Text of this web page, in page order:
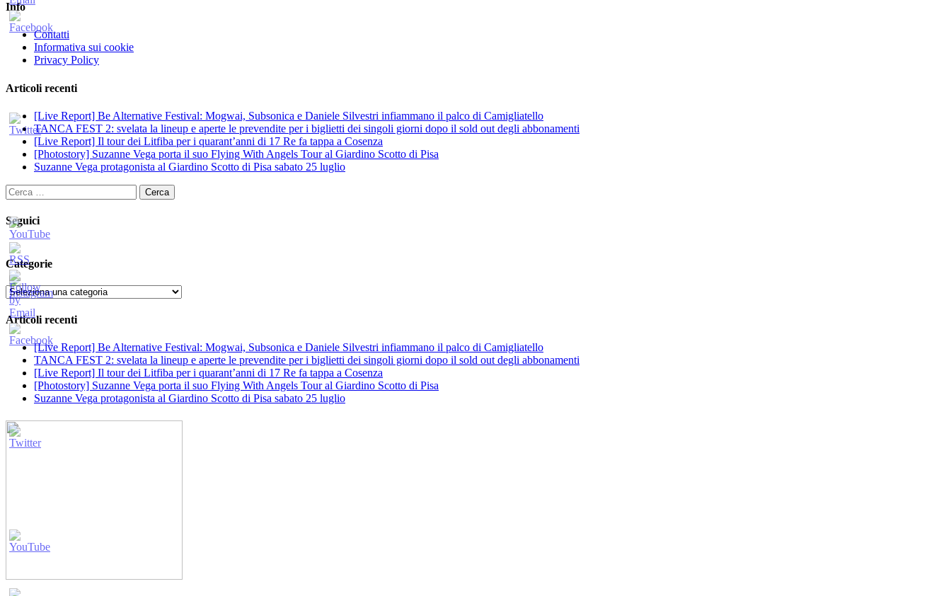
Info
Contatti
Informativa sui cookie
Privacy Policy
Articoli recenti
[Live Report] Be Alternative Festival: Mogwai, Subsonica e Daniele Silvestri infiammano il palco di Camigliatello
TANCA FEST 2: svelata la lineup e aperte le prevendite per i biglietti dei singoli giorni dopo il sold out degli abbonamenti
[Live Report] Il tour dei Litfiba per i quarant’anni di 17 Re fa tappa a Cosenza
[Photostory] Suzanne Vega porta il suo Flying With Angels Tour al Giardino Scotto di Pisa
Suzanne Vega protagonista al Giardino Scotto di Pisa sabato 25 luglio
Ricerca
per:
Seguici
Categorie
Categorie
Articoli recenti
[Live Report] Be Alternative Festival: Mogwai, Subsonica e Daniele Silvestri infiammano il palco di Camigliatello
TANCA FEST 2: svelata la lineup e aperte le prevendite per i biglietti dei singoli giorni dopo il sold out degli abbonamenti
[Live Report] Il tour dei Litfiba per i quarant’anni di 17 Re fa tappa a Cosenza
[Photostory] Suzanne Vega porta il suo Flying With Angels Tour al Giardino Scotto di Pisa
Suzanne Vega protagonista al Giardino Scotto di Pisa sabato 25 luglio